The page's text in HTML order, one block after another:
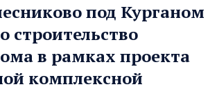
под Курганом
строительство
в рамках проекта
комплексной